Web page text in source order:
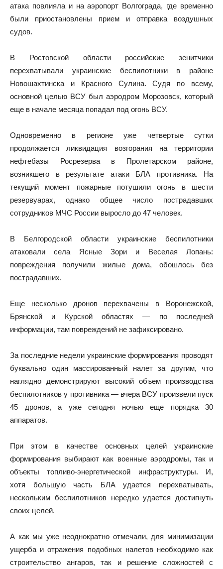
атака повлияла и на аэропорт Волгограда, где временно
были приостановлены прием и отправка воздушных
судов.
В Ростовской области российские зенитчики
перехватывали украинские беспилотники в районе
Новошахтинска и Красного Сулина. Судя по всему,
основной целью ВСУ был аэродром Морозовск, который
еще в начале месяца попадал под огонь ВСУ.
Одновременно в регионе уже четвертые сутки
продолжается ликвидация возгорания на территории
нефтебазы Росрезерва в Пролетарском районе,
возникшего в результате атаки БЛА противника. На
текущий момент пожарные потушили огонь в шести
резервуарах, однако общее число пострадавших
сотрудников МЧС России выросло до 47 человек.
В Белгородской области украинские беспилотники
атаковали села Ясные Зори и Веселая Лопань:
повреждения получили жилые дома, обошлось без
пострадавших.
Еще несколько дронов перехвачены в Воронежской,
Брянской и Курской областях — по последней
информации, там повреждений не зафиксировано.
За последние недели украинские формирования проводят
буквально один массированный налет за другим, что
наглядно демонстрируют высокий объем производства
беспилотников у противника — вчера ВСУ произвели пуск
45 дронов, а уже сегодня ночью еще порядка 30
аппаратов.
При этом в качестве основных целей украинские
формирования выбирают как военные аэродромы, так и
объекты топливо-энергетической инфраструктуры. И,
хотя большую часть БЛА удается перехватывать,
нескольким беспилотников нередко удается достигнуть
своих целей.
А как мы уже неоднократно отмечали, для минимизации
ущерба и отражения подобных налетов необходимо как
строительство ангаров, так и решение сложностей с